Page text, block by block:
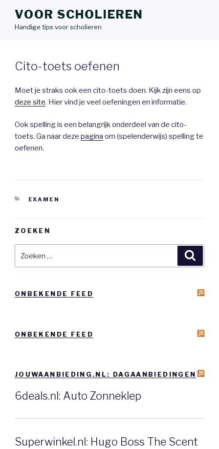
VOOR SCHOLIEREN
Handige tips voor scholieren
Cito-toets oefenen
Moet je straks ook een cito-toets doen. Kijk zijn eens op
deze site. Hier vind je veel oefeningen en informatie.
Ook spelling is een belangrijk onderdeel van de cito-
toets. Ga naar deze pagina om (spelenderwijs) spelling te
oefenen.
CATEGORIEËN
EXAMEN
ZOEKEN
naar:
ONBEKENDE FEED
ONBEKENDE FEED
JOUWAANBIEDING.NL: DAGAANBIEDINGEN
6deals.nl: Auto Zonneklep
Superwinkel.nl: Hugo Boss The Scent